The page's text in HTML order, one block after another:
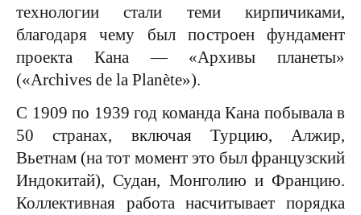
технологии стали теми кирпичиками,
благодаря чему был построен фундамент
проекта Кана — «Архивы планеты»
(«Archives de la Planète»).
С 1909 по 1939 год команда Кана побывала в
50 странах, включая Турцию, Алжир,
Вьетнам (на тот момент это был французский
Индокитай), Судан, Монголию и Францию.
Коллективная работа насчитывает порядка